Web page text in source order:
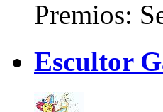
Premios:
Escultor